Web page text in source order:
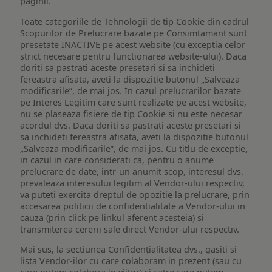
Toate categoriile de Tehnologii de tip Cookie din cadrul
Scopurilor de Prelucrare bazate pe Consimtamant sunt
presetate INACTIVE pe acest website (cu exceptia celor
strict necesare pentru functionarea website-ului). Daca
doriti sa pastrati aceste presetari si sa inchideti
fereastra afisata, aveti la dispozitie butonul „Salveaza
modificarile”, de mai jos. In cazul prelucrarilor bazate
pe Interes Legitim care sunt realizate pe acest website,
nu se plaseaza fisiere de tip Cookie si nu este necesar
acordul dvs. Daca doriti sa pastrati aceste presetari si
sa inchideti fereastra afisata, aveti la dispozitie butonul
„Salveaza modificarile”, de mai jos. Cu titlu de exceptie,
in cazul in care considerati ca, pentru o anume
prelucrare de date, intr-un anumit scop, interesul dvs.
prevaleaza interesului legitim al Vendor-ului respectiv,
va puteti exercita dreptul de opozitie la prelucrare, prin
accesarea politicii de confidentialitate a Vendor-ului in
cauza (prin click pe linkul aferent acesteia) si
transmiterea cererii sale direct Vendor-ului respectiv.
Mai sus, la sectiunea Confidențialitatea dvs., gasiti si
lista Vendor-ilor cu care colaboram in prezent (sau cu